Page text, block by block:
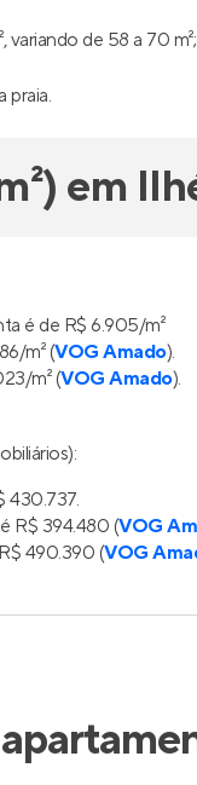
variando de 58 a 70 m²;
praia.
em
é de R$ 6.905/m²
m² (VOG Amado).
m² (VOG Amado).
430.737.
R$ 394.480 (VOG
490.390 (VOG